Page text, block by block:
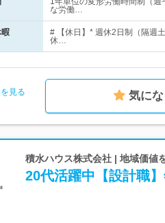
な労働…
# 【休日】* 週休2日制（隔週
休…
見る 気に
積水ハウス株式会社 | 地域価値
20代活躍中【設計職